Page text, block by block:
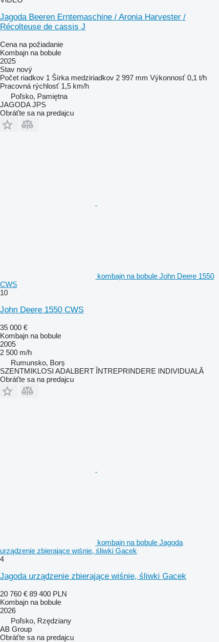
Jagoda Beeren Erntemaschine / Aronia Harvester /
Récolteuse de cassis J
Cena na požiadanie
Kombajn na bobule
2025
Stav nový
Počet riadkov 1 Šírka medziriadkov 2 997 mm Výkonnosť 0,1 t/h
Pracovná rýchlosť 1,5 km/h
Poľsko, Pamiętna
JAGODA JPS
Obráťte sa na predajcu
kombajn na bobule John Deere 1550
CWS
10
John Deere 1550 CWS
35 000 €
Kombajn na bobule
2005
2 500 m/h
Rumunsko, Borș
SZENTMIKLOSI ADALBERT ÎNTREPRINDERE INDIVIDUALĂ
Obráťte sa na predajcu
kombajn na bobule Jagoda
urządzenie zbierające wiśnie, śliwki Gacek
4
Jagoda urządzenie zbierające wiśnie, śliwki Gacek
20 760 € 89 400 PLN
Kombajn na bobule
2026
Poľsko, Rzędziany
AB Group
Obráťte sa na predajcu